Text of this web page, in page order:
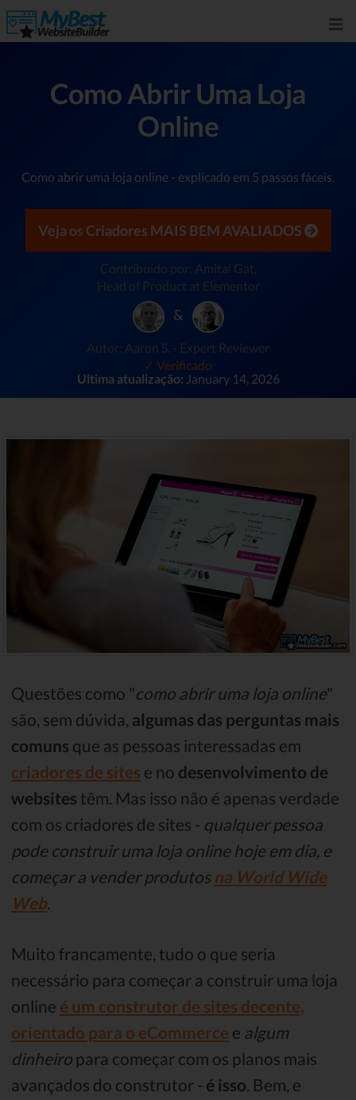
Como Abrir Uma Loja
Online
Como abrir uma loja online - explicado em 5 passos fáceis.
Veja os Criadores MAIS BEM AVALIADOS
Contribuído por: Amitai Gat,
Head of Product at Elementor
&
Autor: Aaron S. - Expert Reviewer
✓ Verificado
Ultima atualização: January 14, 2026
Questões como "como abrir uma loja online"
são, sem dúvida, algumas das perguntas mais
comuns que as pessoas interessadas em
criadores de sites e no desenvolvimento de
websites têm. Mas isso não é apenas verdade
com os criadores de sites - qualquer pessoa
pode construir uma loja online hoje em dia, e
começar a vender produtos na World Wide
Web.
Muito francamente, tudo o que seria
necessário para começar a construir uma loja
online é um construtor de sites decente,
orientado para o eCommerce e algum
dinheiro para começar com os planos mais
avançados do construtor - é isso. Bem, e